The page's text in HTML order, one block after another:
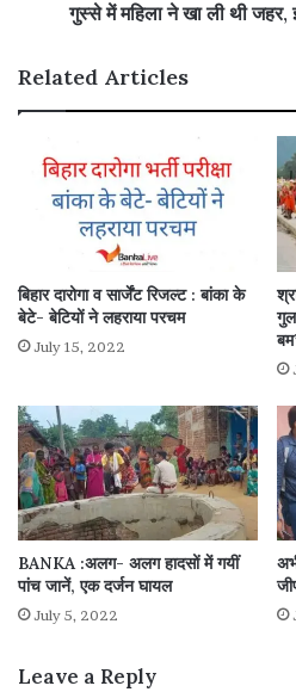
गुस्से में महिला ने खा ली थी जहर,
Related Articles
बिहार दारोगा व सार्जेंट रिजल्ट : बांका के
बेटे- बेटियों ने लहराया परचम
July 15, 2022
BANKA :अलग- अलग हादसों में गयीं
पांच जानें, एक दर्जन घायल
July 5, 2022
Leave a Reply